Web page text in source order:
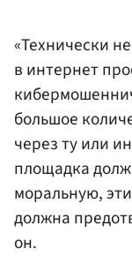
«Технически
в интернет
большое
через ту или
площадка
моральную,
должна
он.